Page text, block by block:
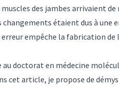
des jambes arrivaient
étaient dus à une
empêche la fabrication de
au doctorat en médecine
cet article, je propose de